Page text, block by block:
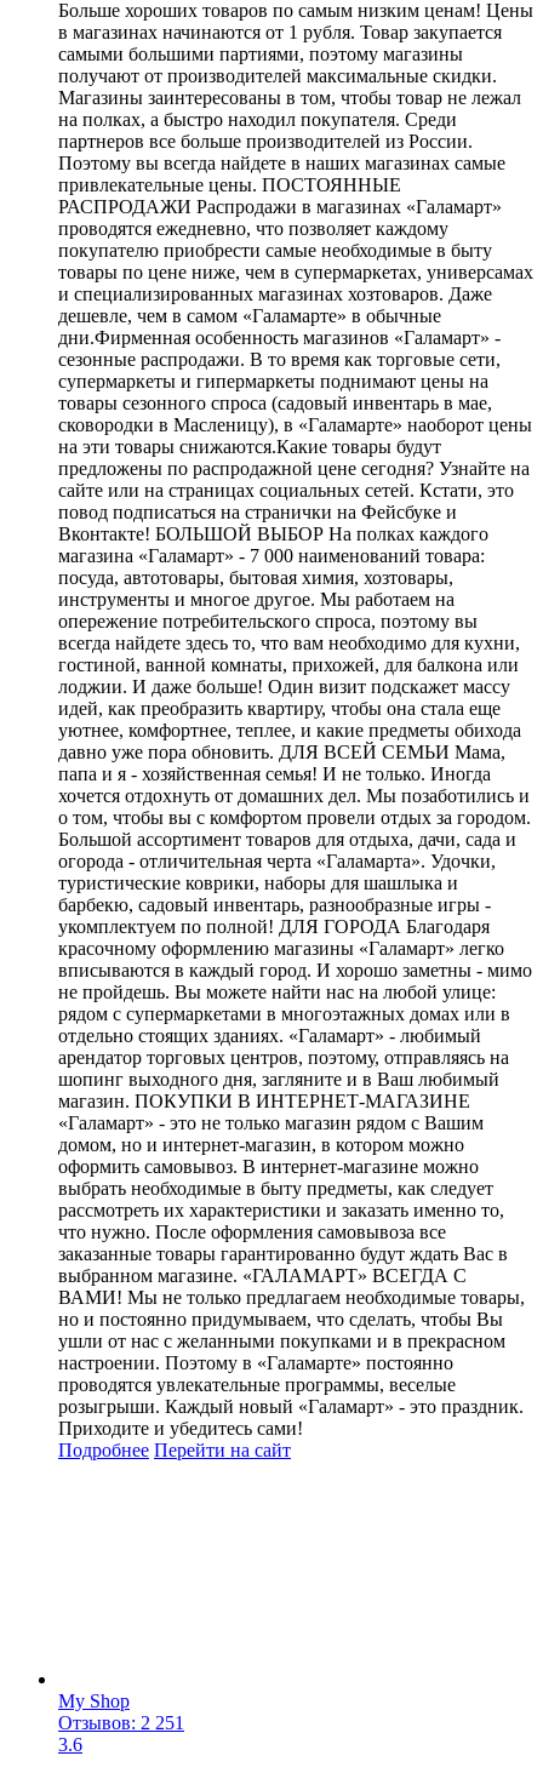
Больше хороших товаров по самым низким ценам! Цены
в магазинах начинаются от 1 рубля. Товар закупается
самыми большими партиями, поэтому магазины
получают от производителей максимальные скидки.
Магазины заинтересованы в том, чтобы товар не лежал
на полках, а быстро находил покупателя. Среди
партнеров все больше производителей из России.
Поэтому вы всегда найдете в наших магазинах самые
привлекательные цены. ПОСТОЯННЫЕ
РАСПРОДАЖИ Распродажи в магазинах «Галамарт»
проводятся ежедневно, что позволяет каждому
покупателю приобрести самые необходимые в быту
товары по цене ниже, чем в супермаркетах, универсамах
и специализированных магазинах хозтоваров. Даже
дешевле, чем в самом «Галамарте» в обычные
дни.Фирменная особенность магазинов «Галамарт» -
сезонные распродажи. В то время как торговые сети,
супермаркеты и гипермаркеты поднимают цены на
товары сезонного спроса (садовый инвентарь в мае,
сковородки в Масленицу), в «Галамарте» наоборот цены
на эти товары снижаются.Какие товары будут
предложены по распродажной цене сегодня? Узнайте на
сайте или на страницах социальных сетей. Кстати, это
повод подписаться на странички на Фейсбуке и
Вконтакте! БОЛЬШОЙ ВЫБОР На полках каждого
магазина «Галамарт» - 7 000 наименований товара:
посуда, автотовары, бытовая химия, хозтовары,
инструменты и многое другое. Мы работаем на
опережение потребительского спроса, поэтому вы
всегда найдете здесь то, что вам необходимо для кухни,
гостиной, ванной комнаты, прихожей, для балкона или
лоджии. И даже больше! Один визит подскажет массу
идей, как преобразить квартиру, чтобы она стала еще
уютнее, комфортнее, теплее, и какие предметы обихода
давно уже пора обновить. ДЛЯ ВСЕЙ СЕМЬИ Мама,
папа и я - хозяйственная семья! И не только. Иногда
хочется отдохнуть от домашних дел. Мы позаботились и
о том, чтобы вы с комфортом провели отдых за городом.
Большой ассортимент товаров для отдыха, дачи, сада и
огорода - отличительная черта «Галамарта». Удочки,
туристические коврики, наборы для шашлыка и
барбекю, садовый инвентарь, разнообразные игры -
укомплектуем по полной! ДЛЯ ГОРОДА Благодаря
красочному оформлению магазины «Галамарт» легко
вписываются в каждый город. И хорошо заметны - мимо
не пройдешь. Вы можете найти нас на любой улице:
рядом с супермаркетами в многоэтажных домах или в
отдельно стоящих зданиях. «Галамарт» - любимый
арендатор торговых центров, поэтому, отправляясь на
шопинг выходного дня, загляните и в Ваш любимый
магазин. ПОКУПКИ В ИНТЕРНЕТ-МАГАЗИНЕ
«Галамарт» - это не только магазин рядом с Вашим
домом, но и интернет-магазин, в котором можно
оформить самовывоз. В интернет-магазине можно
выбрать необходимые в быту предметы, как следует
рассмотреть их характеристики и заказать именно то,
что нужно. После оформления самовывоза все
заказанные товары гарантированно будут ждать Вас в
выбранном магазине. «ГАЛАМАРТ» ВСЕГДА С
ВАМИ! Мы не только предлагаем необходимые товары,
но и постоянно придумываем, что сделать, чтобы Вы
ушли от нас с желанными покупками и в прекрасном
настроении. Поэтому в «Галамарте» постоянно
проводятся увлекательные программы, веселые
розыгрыши. Каждый новый «Галамарт» - это праздник.
Приходите и убедитесь сами!
Подробнее Перейти на сайт
My Shop
Отзывов: 2 251
3.6